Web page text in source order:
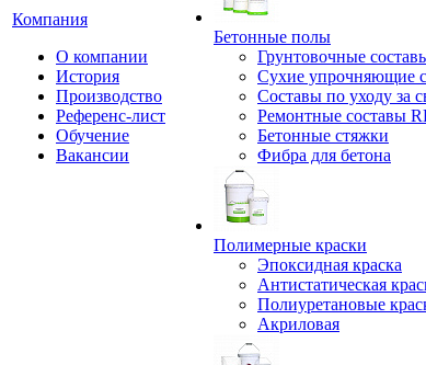
Компания
О компании
История
Производство
Референс-лист
Обучение
Вакансии
Бетонные полы
Грунтовочные
Сухие упрочняющие
Составы по уходу за
Ремонтные составы
Бетонные стяжки
Фибра для бетона
Полимерные краски
Эпоксидная краска
Антистатическая
Полиуретановые
Акриловая